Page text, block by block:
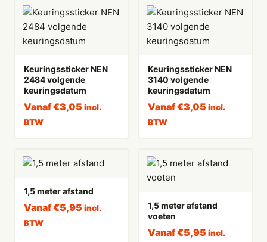
Keuringssticker NEN
2484 volgende
keuringsdatum
Vanaf€3,05 incl.
BTW
Keuringssticker NEN
3140 volgende
keuringsdatum
Vanaf€3,05 incl.
BTW
1,5 meter afstand
Vanaf€5,95 incl.
BTW
1,5 meter afstand
voeten
Vanaf€5,95 incl.